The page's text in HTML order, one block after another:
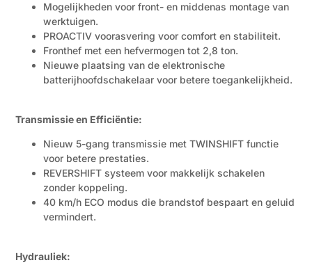
Mogelijkheden voor front- en middenas montage van
werktuigen.
PROACTIV voorasvering voor comfort en stabiliteit.
Fronthef met een hefvermogen tot 2,8 ton.
Nieuwe plaatsing van de elektronische
batterijhoofdschakelaar voor betere toegankelijkheid.
Transmissie en Efficiëntie:
Nieuw 5-gang transmissie met TWINSHIFT functie
voor betere prestaties.
REVERSHIFT systeem voor makkelijk schakelen
zonder koppeling.
40 km/h ECO modus die brandstof bespaart en geluid
vermindert.
Hydrauliek: